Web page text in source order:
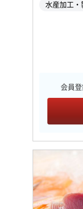
水産加工・
会員